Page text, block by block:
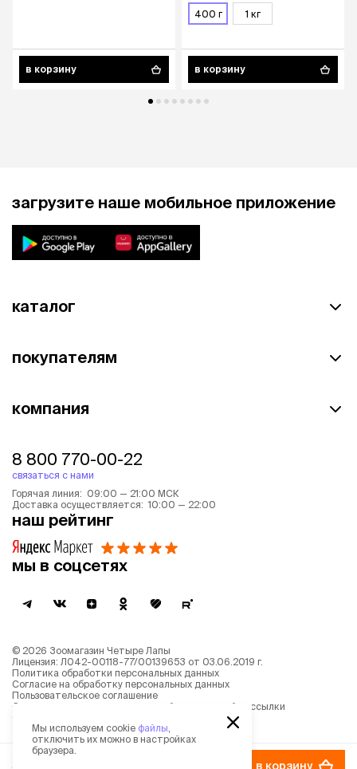
3 717 ₽ в корзину
в корзину
400 г 1 кг
в корзину
загрузите наше мобильное приложение
каталог
покупателям
компания
8 800 770-00-22
связаться с нами
Горячая линия: 09:00 — 21:00 МСК
Доставка осуществляется: 10:00 — 22:00
наш рейтинг
мы в соцсетях
© 2026 Зоомагазин Четыре Лапы
Лицензия: Л042-00118-77/00139653 от 03.06.2019 г.
Политика обработки персональных данных
Согласие на обработку персональных данных
Пользовательское соглашение
Согласие на получение новостной и рекламной рассылки
Описание рекомендательных алгоритмов
Мы используем cookie файлы
отключить их можно в настройках
браузера.